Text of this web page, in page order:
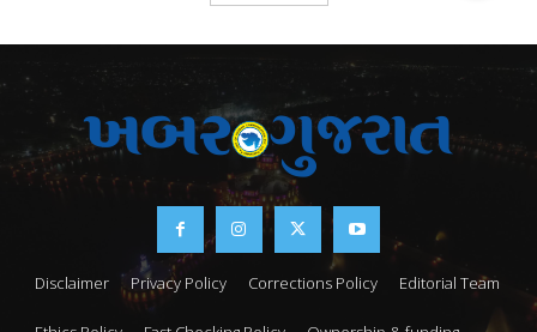
Disclaimer Privacy Policy Corrections Policy Editorial Team